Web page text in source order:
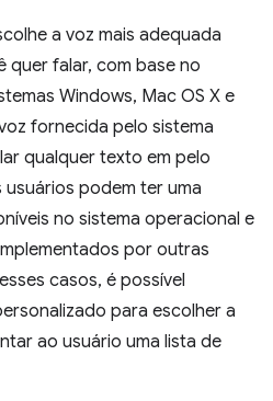
a voz mais adequada
quer falar, com base no
Windows, Mac OS X e
fornecida pelo sistema
qualquer texto em pelo
usuários podem ter uma
no sistema operacional e
por outras
casos, é possível
para escolher a
ao usuário uma lista de